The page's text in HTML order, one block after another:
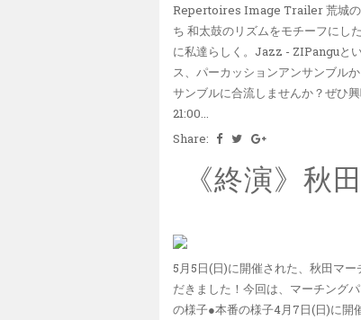
Repertoires Image Trailer 荒城の
ち 和太鼓のリズムをモチーフにし
に私達らしく。Jazz - ZIPanguと
ス、パーカッションアンサンブル
サンブルに合流しませんか？ぜひ
21:00...
Share:
《終演》秋
5月5日(日)に開催された、秋田マ
だきました！今回は、マーチング
の様子●本番の様子4月7日(日)に